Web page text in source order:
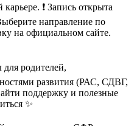
❗️ Запись открыта
направление по
на официальном сайте.
родителей,
развития (РАС, СДВГ,
поддержку и полезные
✨